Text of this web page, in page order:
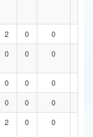
2 0 0
0 0 0
0 0 0
0 0 0
2 0 0